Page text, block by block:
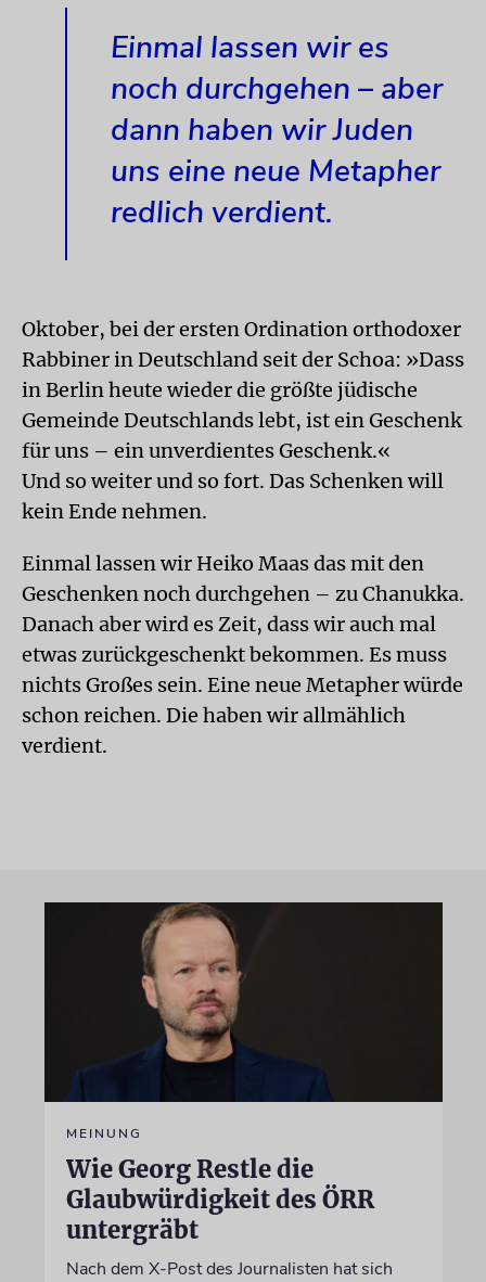
Einmal lassen wir es
noch durchgehen – aber
dann haben wir Juden
uns eine neue Metapher
redlich verdient.
Oktober, bei der ersten Ordination orthodoxer
Rabbiner in Deutschland seit der Schoa: »Dass
in Berlin heute wieder die größte jüdische
Gemeinde Deutschlands lebt, ist ein Geschenk
für uns – ein unverdientes Geschenk.«
Und so weiter und so fort. Das Schenken will
kein Ende nehmen.
Einmal lassen wir Heiko Maas das mit den
Geschenken noch durchgehen – zu Chanukka.
Danach aber wird es Zeit, dass wir auch mal
etwas zurückgeschenkt bekommen. Es muss
nichts Großes sein. Eine neue Metapher würde
schon reichen. Die haben wir allmählich
verdient.
MEINUNG
Wie Georg Restle die
Glaubwürdigkeit des ÖRR
untergräbt
Nach dem X-Post des Journalisten hat sich